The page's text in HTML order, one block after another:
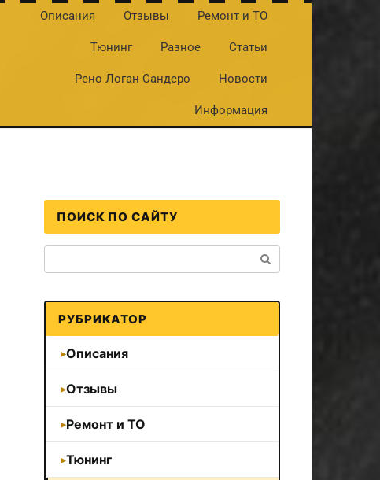
Описания Отзывы Ремонт и ТО
Тюнинг Разное Статьи
Рено Логан Сандеро Новости
Информация
ПОИСК ПО САЙТУ
РУБРИКАТОР
Описания
Отзывы
Ремонт и ТО
Тюнинг